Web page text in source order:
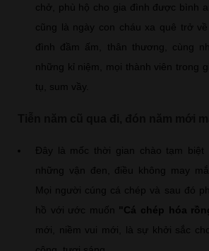
chở, phù hộ cho gia đình được bình
cũng là ngày con cháu xa quê trở
đình đầm ấm, thân thương, cùng
những kỉ niệm, mọi thành viên trong
tụ, sum vầy.
Đây là mốc thời gian chào tạm biệt
những vận đen, điều không may
Mọi người cúng cá chép và sau đó
hồ với ước muốn "Cá chép hóa
mới, niềm vui mới, là sự khởi sắc